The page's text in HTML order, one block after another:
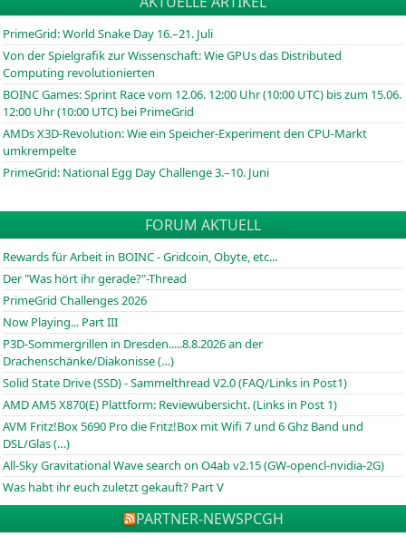
PrimeGrid: World Snake Day 16.–21. Juli
Von der Spielgrafik zur Wissenschaft: Wie GPUs das Distributed
Computing revolutionierten
BOINCGames: Sprint Race vom 12.06. 12:00 Uhr (10:00 UTC) bis zum 15.06.
12:00 Uhr (10:00 UTC) bei PrimeGrid
AMDs X3D-Revolution: Wie ein Speicher-Experiment den CPU-Markt
umkrempelte
PrimeGrid: National Egg Day Challenge 3.–10. Juni
FORUM AKTUELL
Rewards für Arbeit in BOINC - Gridcoin, Obyte, etc...
Der "Was hört ihr gerade?"-Thread
PrimeGrid Challenges 2026
Now Playing... Part III
P3D-Sommergrillen in Dresden.....8.8.2026 an der
Drachenschänke/Diakonisse (…)
Solid State Drive (SSD) - Sammelthread V2.0 (FAQ/Links in Post1)
AMD AM5 X870(E) Plattform: Reviewübersicht. (Links in Post 1)
AVM Fritz!Box 5690 Pro die Fritz!Box mit Wifi 7 und 6 Ghz Band und
DSL/Glas (…)
All-Sky Gravitational Wave search on O4ab v2.15 (GW-opencl-nvidia-2G)
Was habt ihr euch zuletzt gekauft? Part V
PARTNER-NEWSPCGH